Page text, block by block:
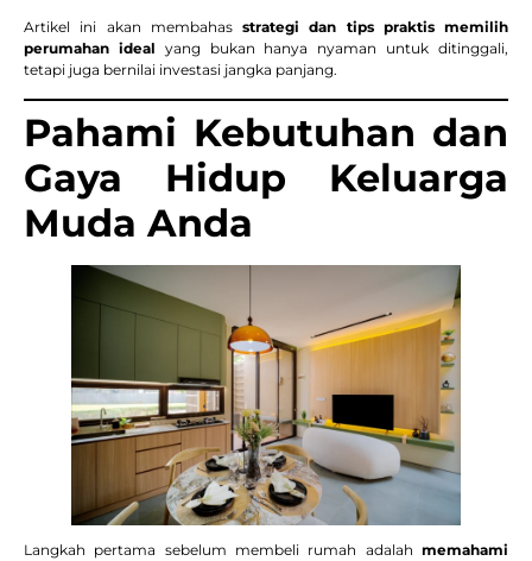
Artikel ini akan membahas strategi dan tips praktis memilih
perumahan ideal yang bukan hanya nyaman untuk ditinggali,
tetapi juga bernilai investasi jangka panjang.
Pahami Kebutuhan dan
Gaya Hidup Keluarga
Muda Anda
Langkah pertama sebelum membeli rumah adalah memahami